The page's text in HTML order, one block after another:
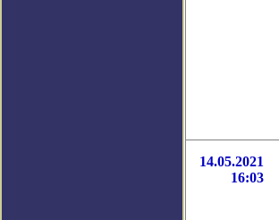
14.05.2021
16:03